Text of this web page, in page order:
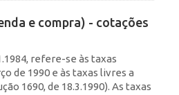
e compra) - cotações
refere-se às taxas
de 1990 e às taxas livres a
1690, de 18.3.1990). As taxas